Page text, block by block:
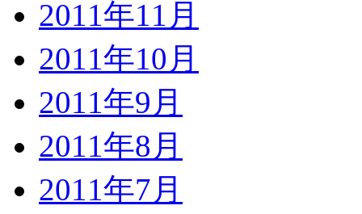
2011年11月
2011年10月
2011年9月
2011年8月
2011年7月